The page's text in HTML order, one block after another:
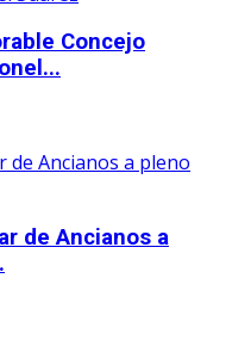
Concejo
de Ancianos a